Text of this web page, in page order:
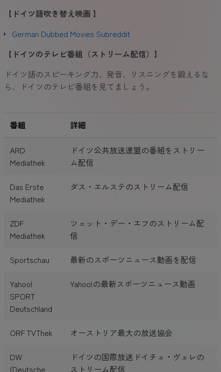
【ドイツ語吹き替え映画 】
German Dubbed Movies Subreddit
【ドイツのテレビ番組（ストリーム配信）】
ドイツ語のスピーキング力、発音、リスニングを鍛えるな
ら、ドイツのテレビ番組を見てましょう。
番組 詳細
ARD
Mediathek
ドイツ公共放送連盟の番組をストリー
ム配信
Das Erste
Mediathek
ダス・エルステのストリーム配信
ZDF
Mediathek
ツェット・デー・エフのストリーム配
信
Sportschau 最新のスポーツニュース動画を配信
Yahoo!
SPORT
Deutschland
Yahoo!の最新スポーツニュース動画
ORF TVThek オーストリア最大の放送協会
DW
(Deutsche
ドイツの国際放送ドイチェ・ヴェレの
ストリーム配信